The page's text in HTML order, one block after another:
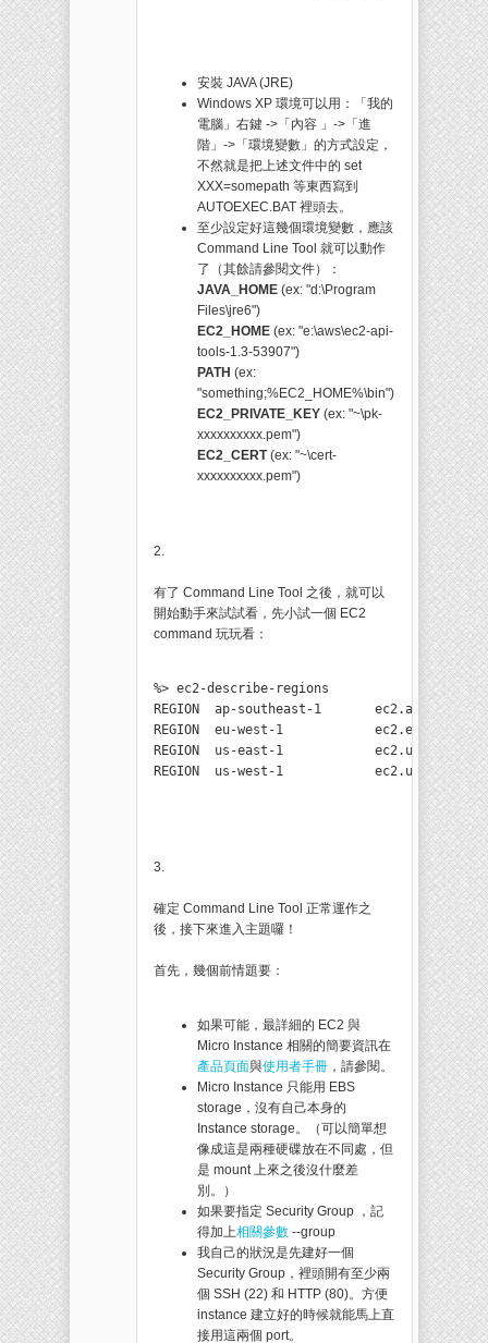
安裝 JAVA (JRE)
Windows XP 環境可以用：「我的
電腦」右鍵 ->「內容 」->「進
階」->「環境變數」的方式設定，
不然就是把上述文件中的 set
XXX=somepath 等東西寫到
AUTOEXEC.BAT 裡頭去。
至少設定好這幾個環境變數，應該
Command Line Tool 就可以動作
了（其餘請參閱文件）：
JAVA_HOME (ex: "d:\Program
Files\jre6")
EC2_HOME (ex: "e:\aws\ec2-api-
tools-1.3-53907")
PATH (ex:
"something;%EC2_HOME%\bin")
EC2_PRIVATE_KEY (ex: "~\pk-
xxxxxxxxxx.pem")
EC2_CERT(ex: "~\cert-
xxxxxxxxxx.pem")
2.
有了 Command Line Tool 之後，就可以
開始動手來試試看，先小試一個 EC2
command 玩玩看：
%> ec2-describe-regions
REGION  ap-southeast-1       ec2.ap-
REGION  eu-west-1            ec2.eu-west-
REGION  us-east-1            ec2.us-east-
REGION  us-west-1            ec2.us-west-
3.
確定 Command Line Tool 正常運作之
後，接下來進入主題囉！
首先，幾個前情題要：
如果可能，最詳細的 EC2 與
Micro Instance 相關的簡要資訊在
產品頁面與使用者手冊 ，請參閱。
Micro Instance 只能用 EBS
storage，沒有自己本身的
Instance storage。（可以簡單想
像成這是兩種硬碟放在不同處，但
是 mount 上來之後沒什麼差
別。）
如果要指定 Security Group ，記
得加上相關參數 --group
我自己的狀況是先建好一個
Security Group，裡頭開有至少兩
個 SSH (22) 和 HTTP (80)。方便
instance 建立好的時候就能馬上直
接用這兩個 port。